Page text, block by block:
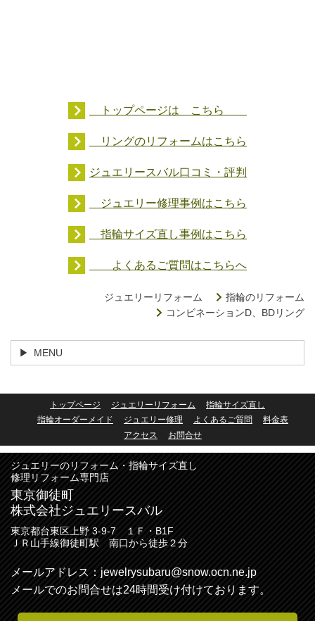
トップページは こちら
リングのリフォームはこちら
ジュエリースバル口コミ・評判
ジュエリー修理事例はこちら
指輪サイズ直し事例はこちら
よくあるご質問はこちらへ
ジュエリーリフォーム
指輪のリフォーム
コンビネーションD、BDリング
MENU
トップページ ジュエリーリフォーム
指輪サイズ直し
指輪オーダーメイド
ジュエリー修理 よくあるご質問
料金表
アクセス
お問合せ
ジュエリーのリフォーム・指輪サイズ直し
修理リフォーム専門店
東京御徒町
株式会社ジュエリースバル
東京都台東区上野 3-9-7 １Ｆ・B1F
ＪＲ山手線御徒町駅 南口から徒歩２分
メールアドレス： jewelrysubaru@snow.ocn.ne.jp
メールでのお問合せは24時間受け付けております。